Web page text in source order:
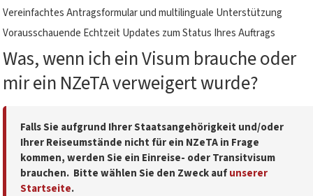
Vereinfachtes Antragsformular und multilinguale Unterstützung
Vorausschauende Echtzeit Updates zum Status Ihres Auftrags
Was, wenn ich ein Visum brauche oder
mir ein NZeTA verweigert wurde?
Falls Sie aufgrund Ihrer Staatsangehörigkeit und/oder
Ihrer Reiseumstände nicht für ein NZeTA in Frage
kommen, werden Sie ein Einreise- oder Transitvisum
brauchen. Bitte wählen Sie den Zweck aufunserer
Startseite.